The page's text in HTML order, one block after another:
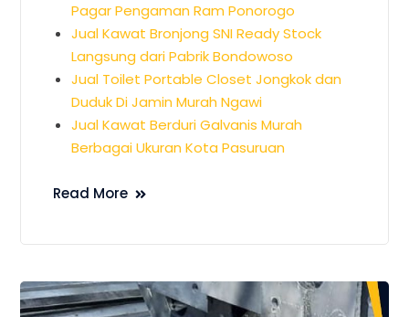
Pagar Pengaman Ram Ponorogo
Jual Kawat Bronjong SNI Ready Stock
Langsung dari Pabrik Bondowoso
Jual Toilet Portable Closet Jongkok dan
Duduk Di Jamin Murah Ngawi
Jual Kawat Berduri Galvanis Murah
Berbagai Ukuran Kota Pasuruan
Read More